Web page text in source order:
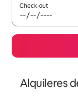
Check-out
Alquileres